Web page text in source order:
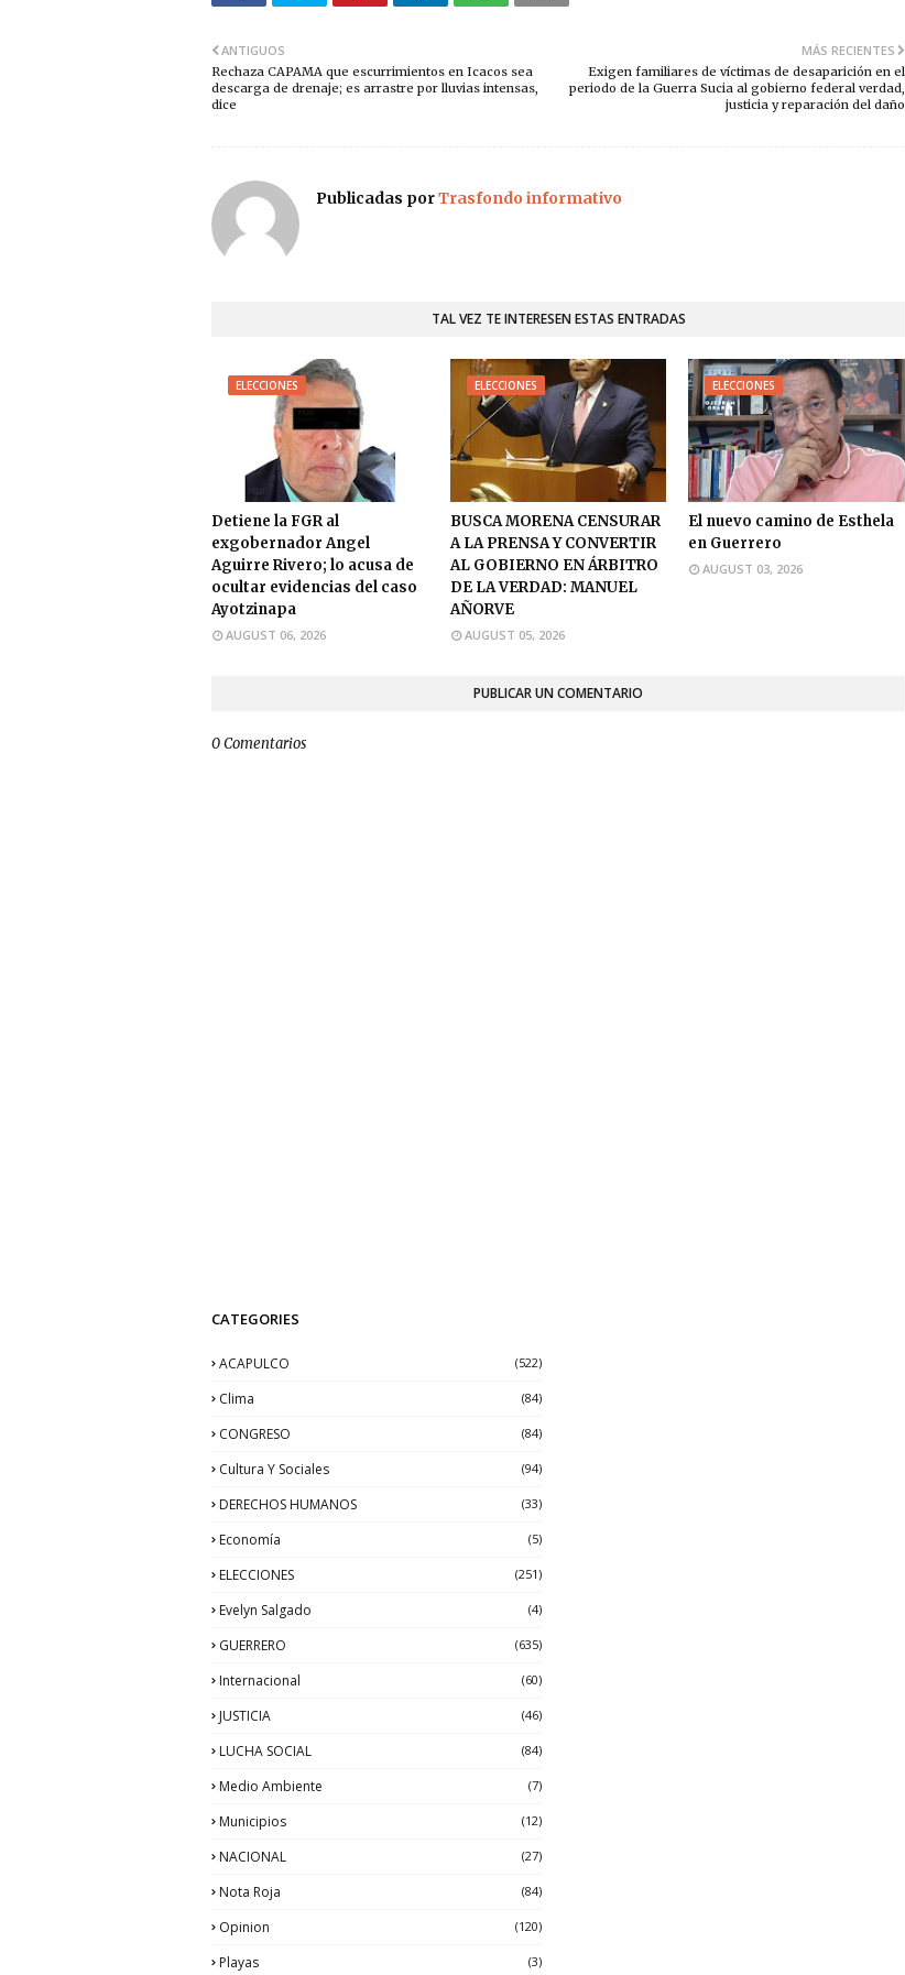
MÁS RECIENTES
Exigen familiares de víctimas de desaparición en el
periodo de la Guerra Sucia al gobierno federal verdad,
justicia y reparación del daño
ANTIGUOS
Rechaza CAPAMA que escurrimientos en Icacos sea
descarga de drenaje; es arrastre por lluvias intensas,
dice
Publicadas porTrasfondo informativo
TAL VEZ TE INTERESEN ESTAS ENTRADAS
ELECCIONES
Detiene la FGR al
exgobernador Angel
Aguirre Rivero; lo acusa de
ocultar evidencias del caso
Ayotzinapa
AUGUST 06, 2026
ELECCIONES
BUSCA MORENA CENSURAR
A LA PRENSA Y CONVERTIR
AL GOBIERNO EN ÁRBITRO
DE LA VERDAD: MANUEL
AÑORVE
AUGUST 05, 2026
ELECCIONES
El nuevo camino de Esthela
en Guerrero
AUGUST 03, 2026
PUBLICAR UN COMENTARIO
0 Comentarios
CATEGORIES
ACAPULCO (522)
Clima (84)
CONGRESO (84)
Cultura Y Sociales (94)
DERECHOS HUMANOS (33)
Economía (5)
ELECCIONES (251)
Evelyn Salgado (4)
GUERRERO (635)
Internacional (60)
JUSTICIA (46)
LUCHA SOCIAL (84)
Medio Ambiente (7)
Municipios (12)
NACIONAL (27)
Nota Roja (84)
Opinion (120)
Playas (3)